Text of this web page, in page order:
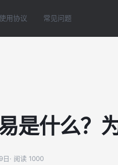
用协议 常见问题
是什么？
日· 阅读 1000